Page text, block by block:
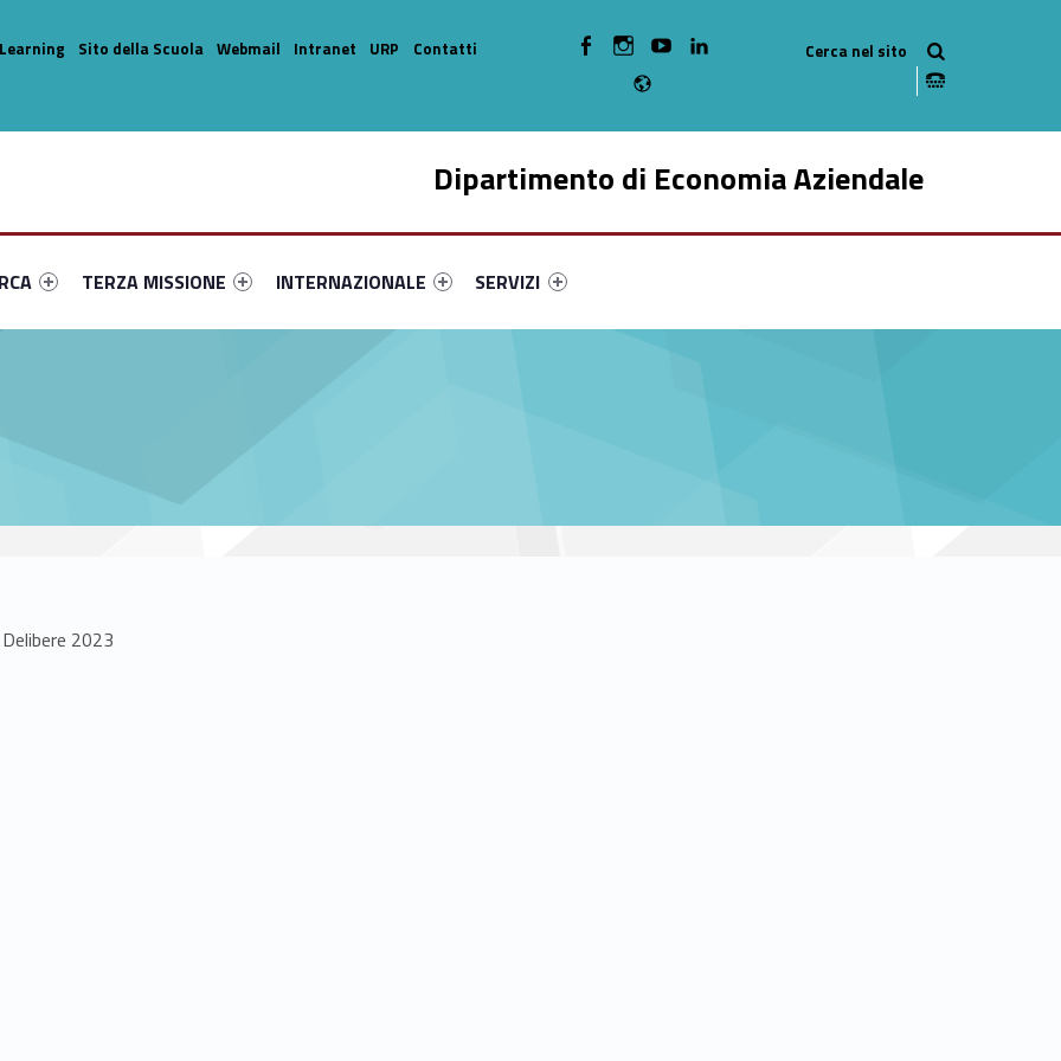
Dipartimento di Economia Aziendale
primary-57941-14
#link-menu-primary-24434-33
Link identifier #link-menu-primary-79679-44
TERZA MISSIONE
Link identifier #link-menu-primary-91302-49
INTERNAZIONALE
Link identifier #link-menu-primary-25155-59
SERVIZI
Sito della Scuola Webmail Intranet URP
Contatti
WebMan on Facebook
WebMan on Instagram
WebMan on Youtube
Delibere 2023